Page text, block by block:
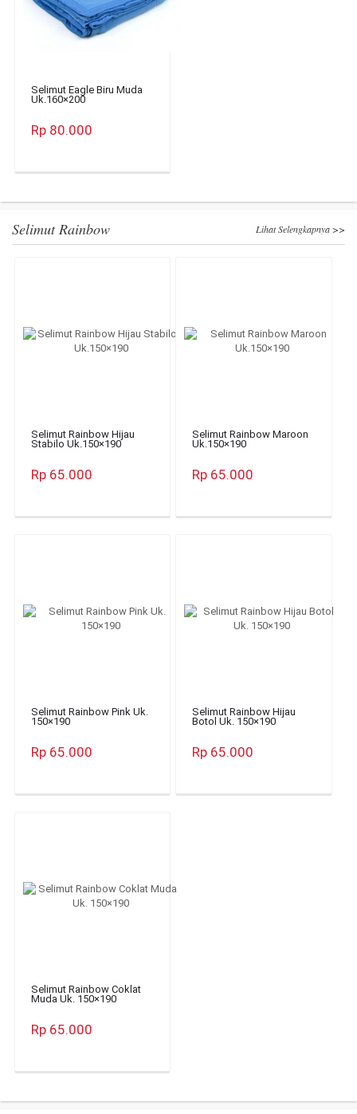
Selimut Eagle Biru Muda
Uk.160×200
Rp 80.000
Selimut Rainbow Lihat Selengkapnya >>
Selimut Rainbow Hijau
Stabilo Uk.150×190
Rp 65.000
Selimut Rainbow Maroon
Uk.150×190
Rp 65.000
Selimut Rainbow Pink Uk.
150×190
Rp 65.000
Selimut Rainbow Hijau
Botol Uk. 150×190
Rp 65.000
Selimut Rainbow Coklat
Muda Uk. 150×190
Rp 65.000